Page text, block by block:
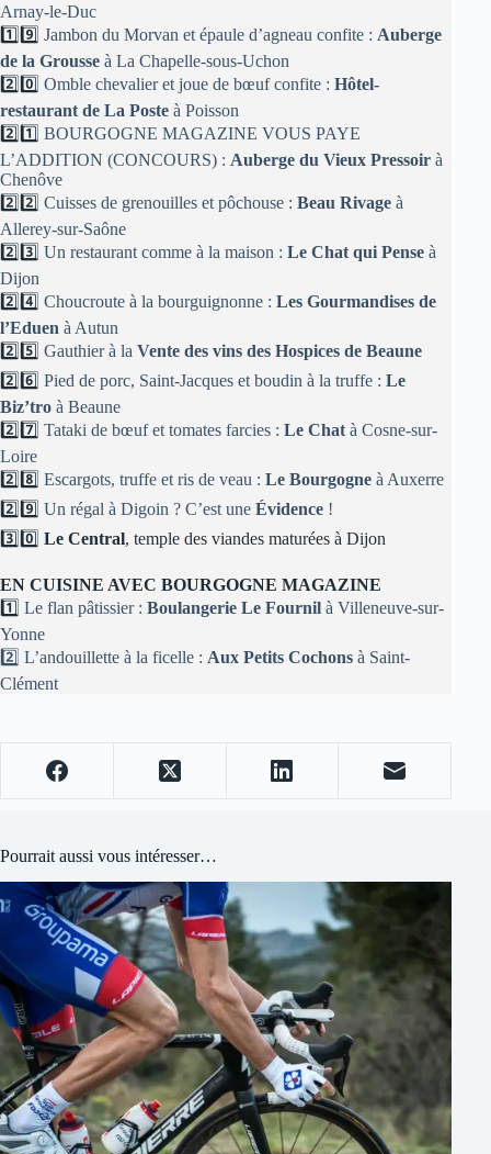
Arnay-le-Duc
1️⃣9️⃣ Jambon du Morvan et épaule d’agneau confite : Auberge
de la Grousse à La Chapelle-sous-Uchon
2️⃣0️⃣ Omble chevalier et joue de bœuf confite : Hôtel-
restaurant de La Poste à Poisson
2️⃣1️⃣ BOURGOGNE MAGAZINE VOUS PAYE
L’ADDITION (CONCOURS) : Auberge du Vieux Pressoir à
Chenôve
2️⃣2️⃣ Cuisses de grenouilles et pôchouse : Beau Rivage à
Allerey-sur-Saône
2️⃣3️⃣ Un restaurant comme à la maison : Le Chat qui Pense à
Dijon
2️⃣4️⃣ Choucroute à la bourguignonne : Les Gourmandises de
l’Eduen à Autun
2️⃣5️⃣ Gauthier à la Vente des vins des Hospices de Beaune
2️⃣6️⃣ Pied de porc, Saint-Jacques et boudin à la truffe : Le
Biz’tro à Beaune
2️⃣7️⃣ Tataki de bœuf et tomates farcies : Le Chat à Cosne-sur-
Loire
2️⃣8️⃣ Escargots, truffe et ris de veau : Le Bourgogne à Auxerre
2️⃣9️⃣ Un régal à Digoin ? C’est une Évidence !
3️⃣0️⃣ Le Central, temple des viandes maturées à Dijon
EN CUISINE AVEC BOURGOGNE MAGAZINE
1️⃣ Le flan pâtissier : Boulangerie Le Fournil à Villeneuve-sur-
Yonne
2️⃣ L’andouillette à la ficelle : Aux Petits Cochons à Saint-
Clément
Pourrait aussi vous intéresser…